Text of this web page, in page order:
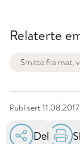
Relaterte
Smitte fra mat,
Publisert11.08.2017
Del